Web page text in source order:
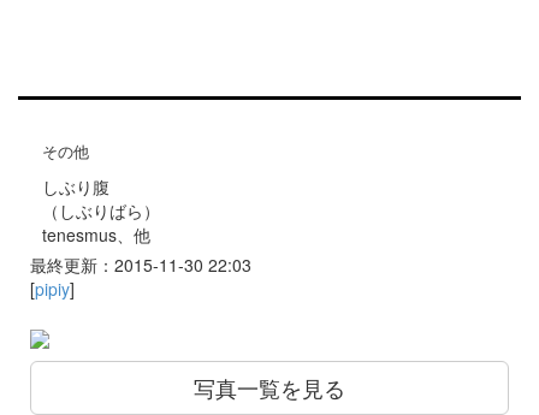
その他
しぶり腹
（しぶりばら）
tenesmus、他
最終更新：2015-11-30 22:03
[pipiy]
写真一覧を見る